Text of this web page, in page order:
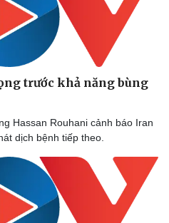
trước khả năng bùng
Hassan Rouhani cảnh báo Iran
dịch bệnh tiếp theo.